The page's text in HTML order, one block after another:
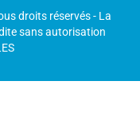
droits réservés - La
sans autorisation